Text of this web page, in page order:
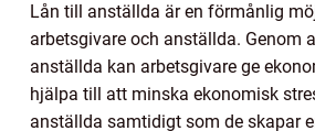
Lån till anställda är en förmånlig
arbetsgivare och anställda. Genom
anställda kan arbetsgivare ge
hjälpa till att minska ekonomisk
anställda samtidigt som de skapar